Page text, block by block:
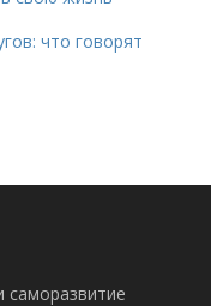
что говорят
саморазвитие